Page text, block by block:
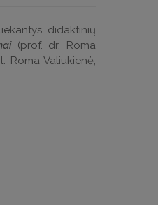
didaktinių
(prof. dr. Roma
Roma Valiukienė,